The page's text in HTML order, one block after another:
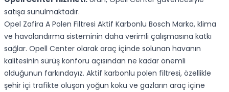
satışa sunulmaktadır.
Opel Zafira A Polen Filtresi Aktif Karbonlu Bosch Marka, klima
ve havalandırma sisteminin daha verimli çalışmasına katkı
sağlar. Opell Center olarak araç içinde solunan havanın
kalitesinin sürüş konforu açısından ne kadar önemli
olduğunun farkındayız. Aktif karbonlu polen filtresi, özellikle
şehir içi trafikte oluşan yoğun koku ve gazların araç içine